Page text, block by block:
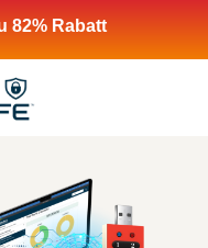
82% Rabatt